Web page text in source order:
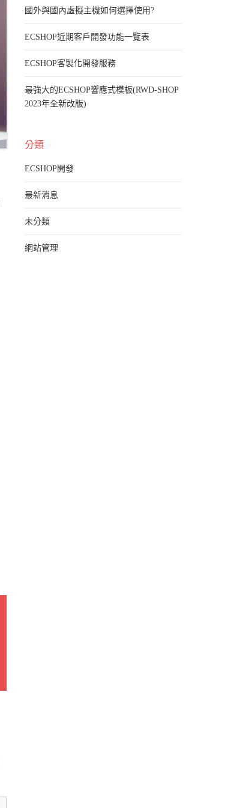
國外與國內虛擬主機如何選擇使用?
ECSHOP近期客戶開發功能一覽表
ECSHOP客製化開發服務
最強大的ECSHOP響應式模板(RWD-SHOP
2023年全新改版)
分類
ECSHOP開發
最新消息
未分類
網站管理